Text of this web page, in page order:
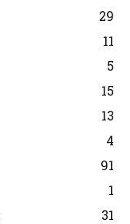
29
11
5
15
13
4
91
1
31